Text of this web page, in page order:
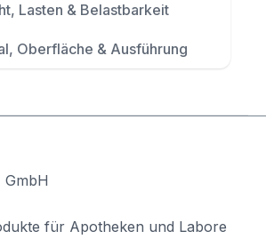
Lasten & Belastbarkeit
Oberfläche & Ausführung
GmbH
für Apotheken und Labore